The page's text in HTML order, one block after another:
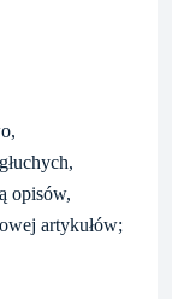
opisów,
artykułów;